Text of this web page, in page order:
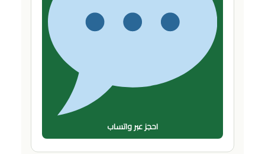
احجز عبر واتساب